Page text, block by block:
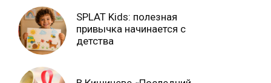
SPLAT Kids: полезная
привычка начинается с
детства